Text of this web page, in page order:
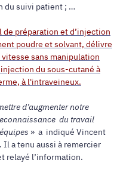
du suivi patient ; …
préparation et d’injection
poudre et solvant, délivre
sans manipulation
du sous-cutané à
à l'intraveineux.
d’augmenter notre
du travail
» a indiqué Vincent
Il a tenu aussi à remercier
relayé l’information.